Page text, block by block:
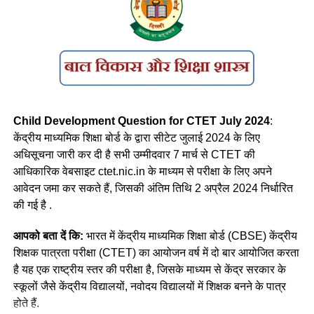
(a) सपाट छत वाले बांस के घर
(b) सपाट् छत वाले पत्थर या लकड़ी के घर
(c) बांस के खंभों पर वने ढालू छत वाले घर
(d) मिट्टी और फूस के घर जिनकी ढालू छतें कंटीली झाड़ियों की बनी होती
हैं
Ans c
Q.6 उस महिला वेट-लिफ्टर का नाम क्या है जिसने अंतरराष्ट्रीय खेल
प्रतियोगिताओं में 29 मेडल जीते हैं?
(a) वाहिदा प्रिज्म
(b) सुनीता विलियम्स
(c) बछेंद्री पाल
c) A, C और D
(b) B, C और D
Ans- (a)
Q. किसी राष्ट्रीय पाठ्यचर्या की रूपरेखा ने यह सिफारिश की थी कि पहले
दो वर्षों अर्थात् कक्षाएँ । और II में पर्यावरण अध्ययन में प्राकृतिक एवं
सामाजिक वातावरण दोनों सम्मिलित होंगे, जबकि कक्षा III से V में, सामाजिक
(a) एन.सी.एफ. 2000
(b) एन.सी.एफ. 1988
Child Development Question for CTET July 2024:
केंद्रीय माध्यमिक शिक्षा बोर्ड के द्वारा सीटेट जुलाई 2024 के लिए
अधिसूचना जारी कर दी है सभी उम्मीदवार 7 मार्च से CTET की
आधिकारिक वेबसाइट ctet.nic.in के माध्यम से परीक्षा के लिए अपने
आवेदन जमा कर सकते हैं, जिसकी अंतिम तिथि 2 अप्रैल 2024 निर्धारित
की गई है .
आपको बता दें कि: भारत में केंद्रीय माध्यमिक शिक्षा बोर्ड (CBSE) केंद्रीय
शिक्षक पात्रता परीक्षा (CTET) का आयोजन वर्ष में दो बार आयोजित करता
है यह एक राष्ट्रीय स्तर की परीक्षा है, जिसके माध्यम से केंद्र सरकार के
स्कूलों जैसे केंद्रीय विद्यालयों, नवोदय विद्यालयों में शिक्षक बनने के पात्र
होते हैं.